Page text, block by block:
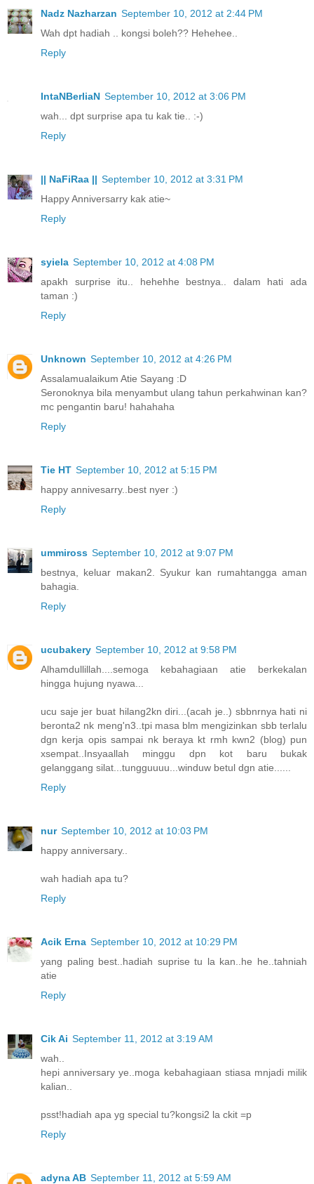
Nadz Nazharzan September 10, 2012 at 2:44 PM
Wah dpt hadiah .. kongsi boleh?? Hehehee..
Reply
IntaNBerliaN September 10, 2012 at 3:06 PM
wah... dpt surprise apa tu kak tie.. :-)
Reply
|| NaFiRaa || September 10, 2012 at 3:31 PM
Happy Anniversarry kak atie~
Reply
syiela September 10, 2012 at 4:08 PM
apakh surprise itu.. hehehhe bestnya.. dalam hati ada
taman :)
Reply
Unknown September 10, 2012 at 4:26 PM
Assalamualaikum Atie Sayang :D
Seronoknya bila menyambut ulang tahun perkahwinan kan?
mc pengantin baru! hahahaha
Reply
Tie HT September 10, 2012 at 5:15 PM
happy annivesarry..best nyer :)
Reply
ummiross September 10, 2012 at 9:07 PM
bestnya, keluar makan2. Syukur kan rumahtangga aman
bahagia.
Reply
ucubakery September 10, 2012 at 9:58 PM
Alhamdullillah....semoga kebahagiaan atie berkekalan
hingga hujung nyawa...
ucu saje jer buat hilang2kn diri...(acah je..) sbbnrnya hati ni
beronta2 nk meng'n3..tpi masa blm mengizinkan sbb terlalu
dgn kerja opis sampai nk beraya kt rmh kwn2 (blog) pun
xsempat..Insyaallah minggu dpn kot baru bukak
gelanggang silat...tungguuuu...winduw betul dgn atie......
Reply
nur September 10, 2012 at 10:03 PM
happy anniversary..
wah hadiah apa tu?
Reply
Acik Erna September 10, 2012 at 10:29 PM
yang paling best..hadiah suprise tu la kan..he he..tahniah
atie
Reply
Cik Ai September 11, 2012 at 3:19 AM
wah..
hepi anniversary ye..moga kebahagiaan stiasa mnjadi milik
kalian..
psst!hadiah apa yg special tu?kongsi2 la ckit =p
Reply
adyna AB September 11, 2012 at 5:59 AM